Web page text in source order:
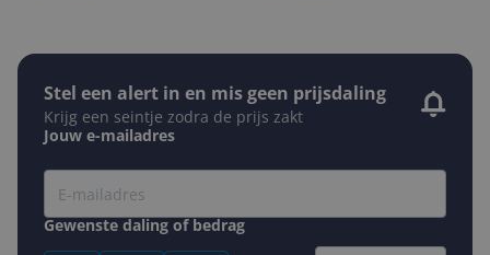
Stel een alert in en mis geen prijsdaling
Krijg een seintje zodra de prijs zakt
Jouw e-mailadres
Gewenste daling of bedrag
Gewenste prijs